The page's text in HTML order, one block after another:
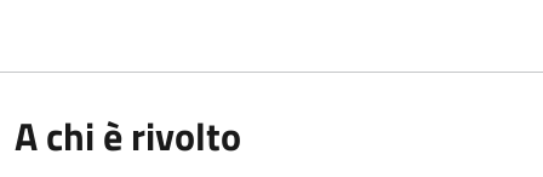
A chi è rivolto